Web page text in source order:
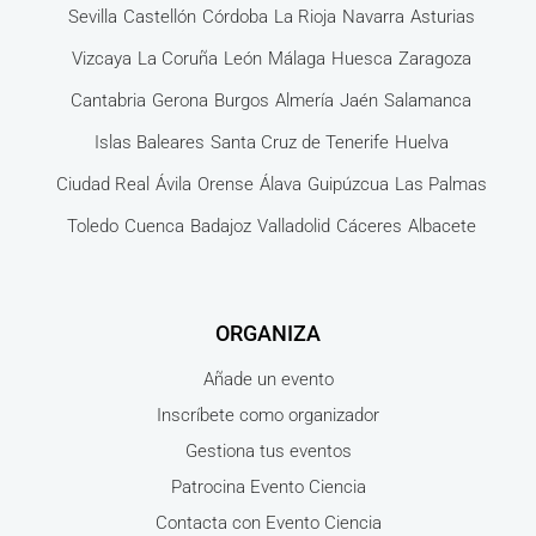
Sevilla Castellón Córdoba La Rioja Navarra Asturias
Vizcaya La Coruña León Málaga Huesca Zaragoza
Cantabria Gerona Burgos Almería Jaén Salamanca
Islas Baleares Santa Cruz de Tenerife Huelva
Ciudad Real Ávila Orense Álava Guipúzcua Las Palmas
Toledo Cuenca Badajoz Valladolid Cáceres Albacete
ORGANIZA
Añade un evento
Inscríbete como organizador
Gestiona tus eventos
Patrocina Evento Ciencia
Contacta con Evento Ciencia